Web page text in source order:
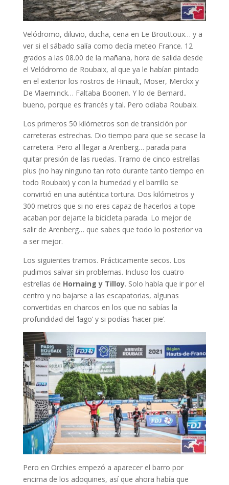
Velódromo, diluvio, ducha, cena en Le Brouttoux… y a
ver si el sábado salía como decía meteo France. 12
grados a las 08.00 de la mañana, hora de salida desde
el Velódromo de Roubaix, al que ya le habían pintado
en el exterior los rostros de Hinault, Moser, Merckx y
De Vlaeminck… Faltaba Boonen. Y lo de Bernard..
bueno, porque es francés y tal. Pero odiaba Roubaix.
Los primeros 50 kilómetros son de transición por
carreteras estrechas. Dio tiempo para que se secase la
carretera. Pero al llegar a Arenberg… parada para
quitar presión de las ruedas. Tramo de cinco estrellas
plus (no hay ninguno tan roto durante tanto tiempo en
todo Roubaix) y con la humedad y el barrillo se
convirtió en una auténtica tortura. Dos kilómetros y
300 metros que si no eres capaz de hacerlos a tope
acaban por dejarte la bicicleta parada. Lo mejor de
salir de Arenberg… que sabes que todo lo posterior va
a ser mejor.
Los siguientes tramos. Prácticamente secos. Los
pudimos salvar sin problemas. Incluso los cuatro
estrellas de Hornaing y Tilloy. Solo había que ir por el
centro y no bajarse a las escapatorias, algunas
convertidas en charcos en los que no sabías la
profundidad del ‘lago’ y si podías ‘hacer pie’.
Pero en Orchies empezó a aparecer el barro por
encima de los adoquines, así que ahora había que